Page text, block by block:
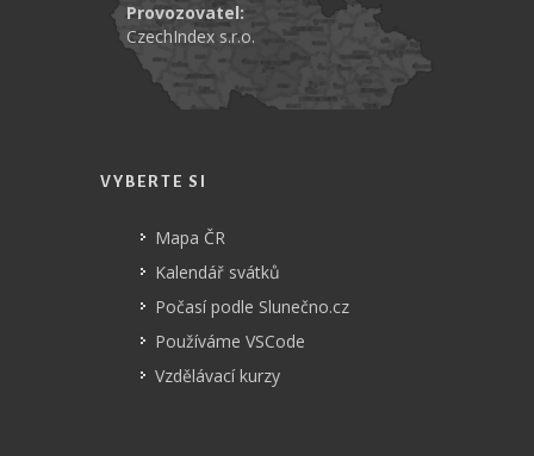
Provozovatel:
CzechIndex s.r.o.
VYBERTE SI
Mapa ČR
Kalendář svátků
Počasí podle Slunečno.cz
Používáme VSCode
Vzdělávací kurzy